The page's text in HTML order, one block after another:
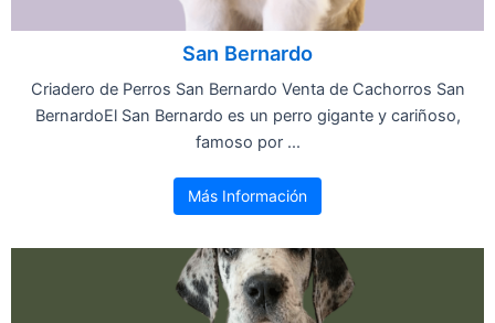
San Bernardo
Criadero de Perros San Bernardo Venta de Cachorros San
BernardoEl San Bernardo es un perro gigante y cariñoso,
famoso por ...
Más Información